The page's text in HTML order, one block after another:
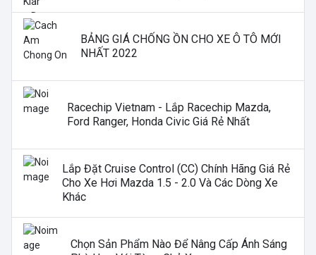
BẢNG GIÁ CHỐNG ỒN CHO XE Ô TÔ MỚI
NHẤT 2022
Racechip Vietnam - Lắp Racechip Mazda,
Ford Ranger, Honda Civic Giá Rẻ Nhất
Lắp Đặt Cruise Control (CC) Chính Hãng Giá Rẻ
Cho Xe Hơi Mazda 1.5 - 2.0 Và Các Dòng Xe
Khác
Chọn Sản Phẩm Nào Để Nâng Cấp Ánh Sáng